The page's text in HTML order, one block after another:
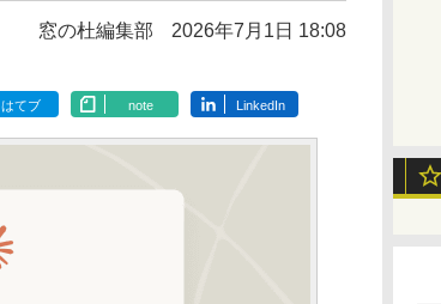
窓の杜編集部 2026年7月1日 18:08
はてブ note LinkedIn